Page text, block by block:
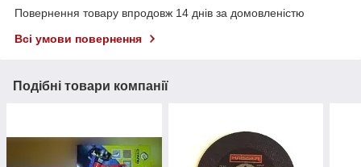
Повернення товару впродовж 14 днів за домовленістю
Всі умови повернення
Подібні товари компанії